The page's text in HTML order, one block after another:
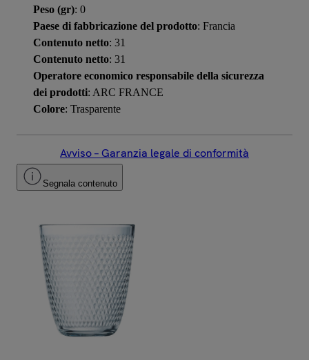
Peso (gr): 0
Paese di fabbricazione del prodotto: Francia
Contenuto netto: 31
Contenuto netto: 31
Operatore economico responsabile della sicurezza
dei prodotti: ARC FRANCE
Colore: Trasparente
Avviso – Garanzia legale di conformità
Segnala contenuto